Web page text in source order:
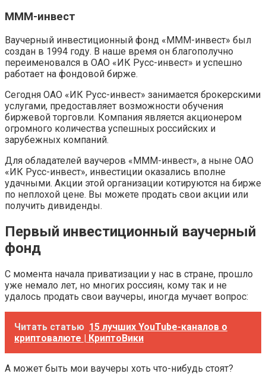
МММ-инвест
Ваучерный инвестиционный фонд «МММ-инвест» был
создан в 1994 году. В наше время он благополучно
переименовался в ОАО «ИК Русс-инвест» и успешно
работает на фондовой бирже.
Сегодня ОАО «ИК Русс-инвест» занимается брокерскими
услугами, предоставляет возможности обучения
биржевой торговли. Компания является акционером
огромного количества успешных российских и
зарубежных компаний.
Для обладателей ваучеров «МММ-инвест», а ныне ОАО
«ИК Русс-инвест», инвестиции оказались вполне
удачными. Акции этой организации котируются на бирже
по неплохой цене. Вы можете продать свои акции или
получить дивиденды.
Первый инвестиционный ваучерный
фонд
С момента начала приватизации у нас в стране, прошло
уже немало лет, но многих россиян, кому так и не
удалось продать свои ваучеры, иногда мучает вопрос:
Читать статью 15 лучших YouTube-каналов о
криптовалюте | КриптоВики
А может быть мои ваучеры хоть что-нибудь стоят?